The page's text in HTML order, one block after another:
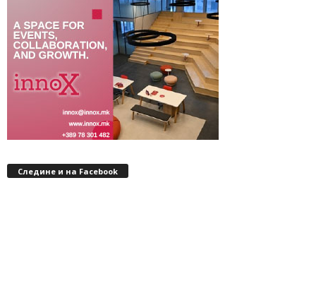
Следине и на Facebook